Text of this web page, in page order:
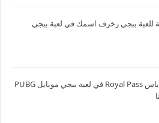
للعبة ببجي زخرف اسمك في لعبة ببجي
ترقية الرويال باس Royal Pass في لعبة ببجي موبايل PUBG